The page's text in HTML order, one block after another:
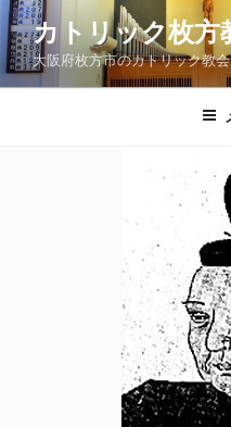
コ
ン
テ
ン
カトリック枚方
大阪府枚方市のカトリック教会